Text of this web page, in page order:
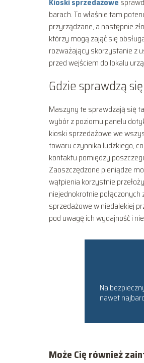
barach. To właśnie tam
przyrządzane, a następnie
którzy mogą zająć się
rozważający skorzystanie z
przed wejściem do lokalu
Gdzie sprawdzą
Maszyny te sprawdzają się
wybór z poziomu panelu
kioski sprzedażowe we
towaru czynnika ludzkiego,
kontaktu pomiędzy
Zaoszczędzone pieniądze
wątpienia korzystnie
niejednokrotnie
sprzedażowe w niedalekiej
pod uwagę ich wydajność i
Na
nawet
Może Cię również